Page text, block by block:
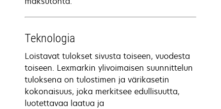
Teknologia
Loistavat tulokset sivusta toiseen, vuodesta
toiseen. Lexmarkin ylivoimaisen suunnittelun
tuloksena on tulostimen ja värikasetin
kokonaisuus, joka merkitsee edullisuutta,
luotettavaa laatua ja